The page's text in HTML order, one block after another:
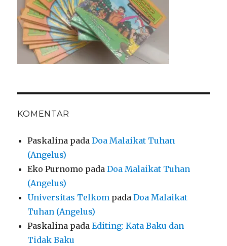
KOMENTAR
Paskalina padaDoa Malaikat Tuhan
(Angelus)
Eko Purnomo padaDoa Malaikat Tuhan
(Angelus)
Universitas Telkom padaDoa Malaikat
Tuhan (Angelus)
Paskalina padaEditing: Kata Baku dan
Tidak Baku